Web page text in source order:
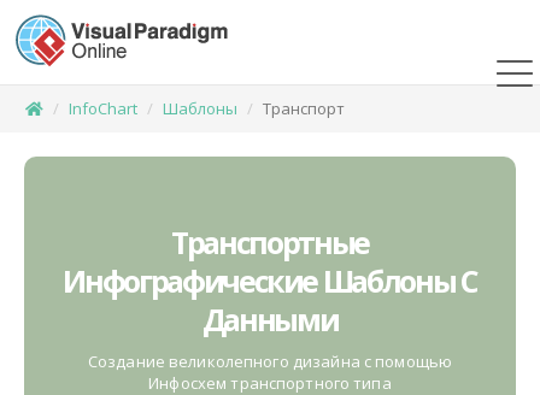
InfoChart Шаблоны Транспорт
Транспортные
Инфографические Шаблоны С
Данными
Создание великолепного дизайна с помощью
Инфосхем транспортного типа